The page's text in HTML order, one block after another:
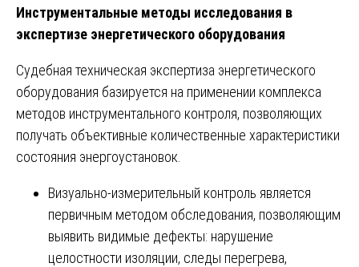
Инструментальные методы исследования в
экспертизе энергетического оборудования
Судебная техническая экспертиза энергетического
оборудования базируется на применении комплекса
методов инструментального контроля, позволяющих
получать объективные количественные характеристики
состояния энергоустановок.
Визуально-измерительный контроль является
первичным методом обследования, позволяющим
выявить видимые дефекты: нарушение
целостности изоляции, следы перегрева,